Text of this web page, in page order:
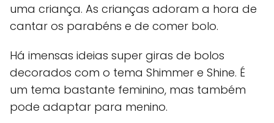
uma criança. As crianças adoram a hora de
cantar os parabéns e de comer bolo.
Há imensas ideias super giras de bolos
decorados com o tema Shimmer e Shine. É
um tema bastante feminino, mas também
pode adaptar para menino.